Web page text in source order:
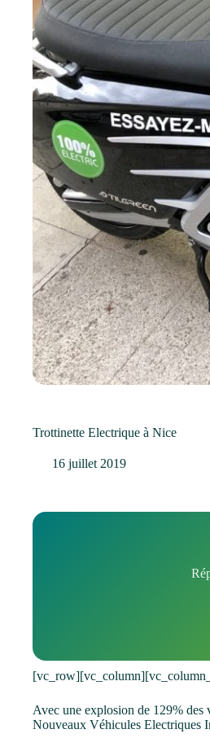
Trottinette Electrique à Nice
16 juillet 2019
Avec une explosion de 129% des
Nouveaux Véhicules Electriques